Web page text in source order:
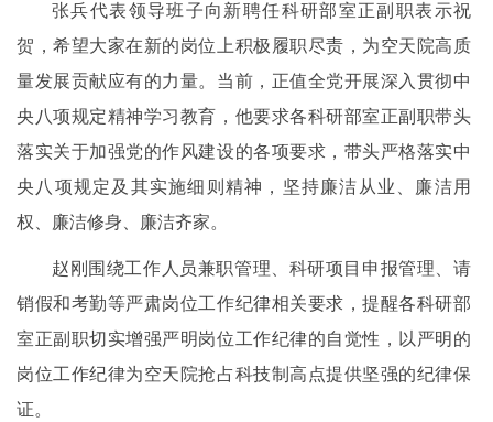
张兵代表领导班子向新聘任科研部室正副职表示祝
贺，希望大家在新的岗位上积极履职尽责，为空天院高质
量发展贡献应有的力量。当前，正值全党开展深入贯彻中
央八项规定精神学习教育，他要求各科研部室正副职带头
落实关于加强党的作风建设的各项要求，带头严格落实中
央八项规定及其实施细则精神，坚持廉洁从业、廉洁用
权、廉洁修身、廉洁齐家。
赵刚围绕工作人员兼职管理、科研项目申报管理、请
销假和考勤等严肃岗位工作纪律相关要求，提醒各科研部
室正副职切实增强严明岗位工作纪律的自觉性，以严明的
岗位工作纪律为空天院抢占科技制高点提供坚强的纪律保
证。